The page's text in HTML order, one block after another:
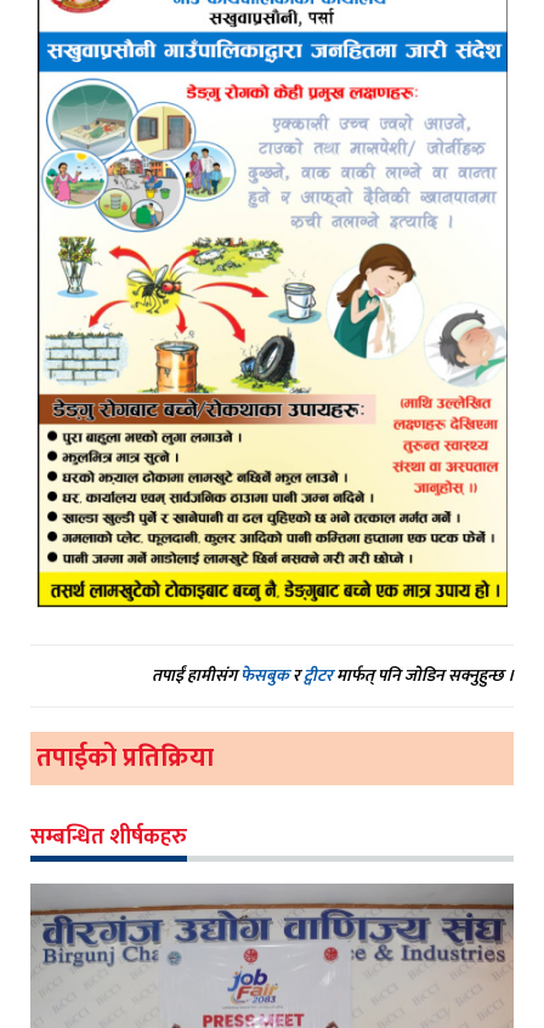
तपाईं हामीसंगफेसबुकरट्वीटरमार्फत् पनि जोडिन सक्नुहुन्छ ।
तपाईको प्रतिक्रिया
सम्बन्धित शीर्षकहरु